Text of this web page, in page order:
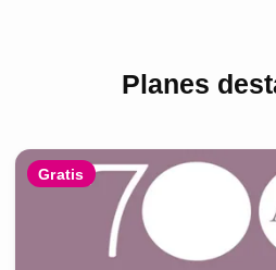
Planes
Gratis